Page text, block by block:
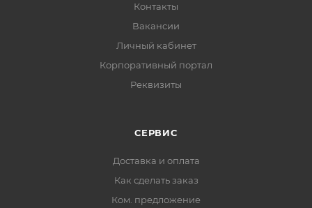
Контакты
Вакансии
Личный кабинет
Корпоративный портал
Реквизиты
СЕРВИС
Доставка и оплата
Как сделать заказ
Ком. предложение